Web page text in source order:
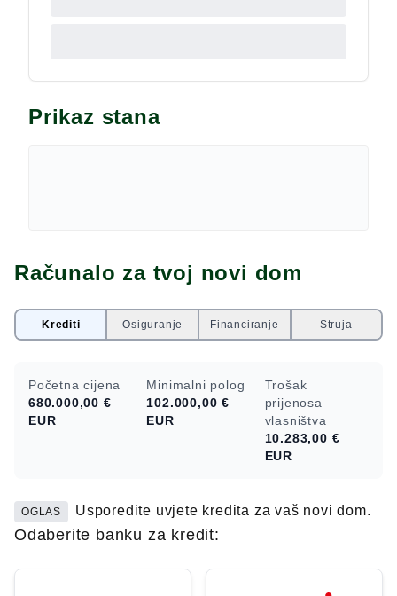
Prikaz stana
Računalo za tvoj novi dom
Krediti Osiguranje Financiranje Struja
Početna cijena
680.000,00 €
EUR
Minimalni polog
102.000,00 €
EUR
Trošak
prijenosa
vlasništva
10.283,00 €
EUR
OGLAS Usporedite uvjete kredita za vaš novi dom.
Odaberite banku za kredit: